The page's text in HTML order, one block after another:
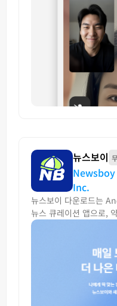
뉴스보이
Newsboy
Inc.
뉴스보이 다운로드는
뉴스 큐레이션 앱으로,